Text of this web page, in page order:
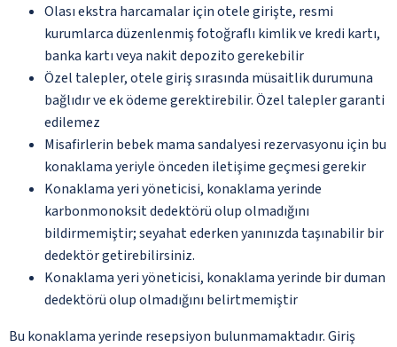
Olası ekstra harcamalar için otele girişte, resmi
kurumlarca düzenlenmiş fotoğraflı kimlik ve kredi kartı,
banka kartı veya nakit depozito gerekebilir
Özel talepler, otele giriş sırasında müsaitlik durumuna
bağlıdır ve ek ödeme gerektirebilir. Özel talepler garanti
edilemez
Misafirlerin bebek mama sandalyesi rezervasyonu için bu
konaklama yeriyle önceden iletişime geçmesi gerekir
Konaklama yeri yöneticisi, konaklama yerinde
karbonmonoksit dedektörü olup olmadığını
bildirmemiştir; seyahat ederken yanınızda taşınabilir bir
dedektör getirebilirsiniz.
Konaklama yeri yöneticisi, konaklama yerinde bir duman
dedektörü olup olmadığını belirtmemiştir
Bu konaklama yerinde resepsiyon bulunmamaktadır. Giriş